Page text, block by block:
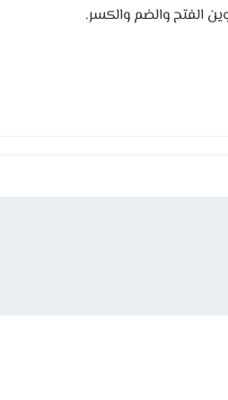
الفتح والضم والكسر.